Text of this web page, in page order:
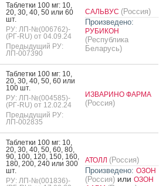
Таб­летки 100 мг: 10,
20, 30, 40, 50 или 60
шт.
РУ: ЛП-№(006762)-
(РГ-RU) от 04.09.24
Предыдущий РУ:
ЛП-007390
САЛЬВУС (Россия)
Произведено:
РУБИКОН
(Республика
Беларусь)
Таб­летки 100 мг: 10,
20, 30, 40, 50, 60 или
100 шт.
РУ: ЛП-№(004585)-
(РГ-RU) от 12.02.24
Предыдущий РУ:
ЛП-002835
ИЗВАРИНО ФАРМА
(Россия)
Таб­летки 100 мг: 10,
20, 30, 40, 50, 60, 80,
90, 100, 120, 150, 160,
180, 200, 240 или 300
шт.
РУ: ЛП-№(001836)-
АТОЛЛ (Россия)
Произведено: ОЗОН
(Россия) или ОЗОН